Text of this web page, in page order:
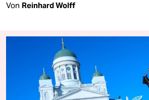
Von Reinhard Wolff